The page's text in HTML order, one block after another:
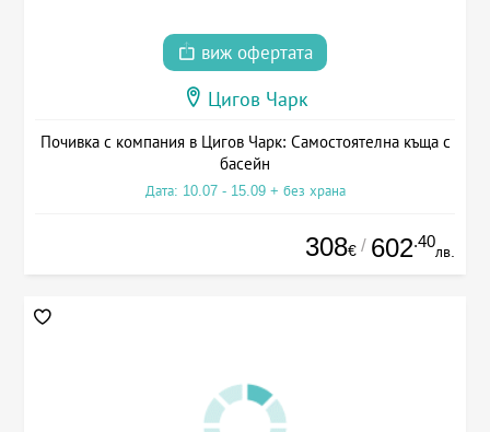
виж офертата
Цигов Чарк
Почивка с компания в Цигов Чарк: Самостоятелна къща с
басейн
Дата: 10.07 - 15.09 + без храна
308€ / 602.40
лв.